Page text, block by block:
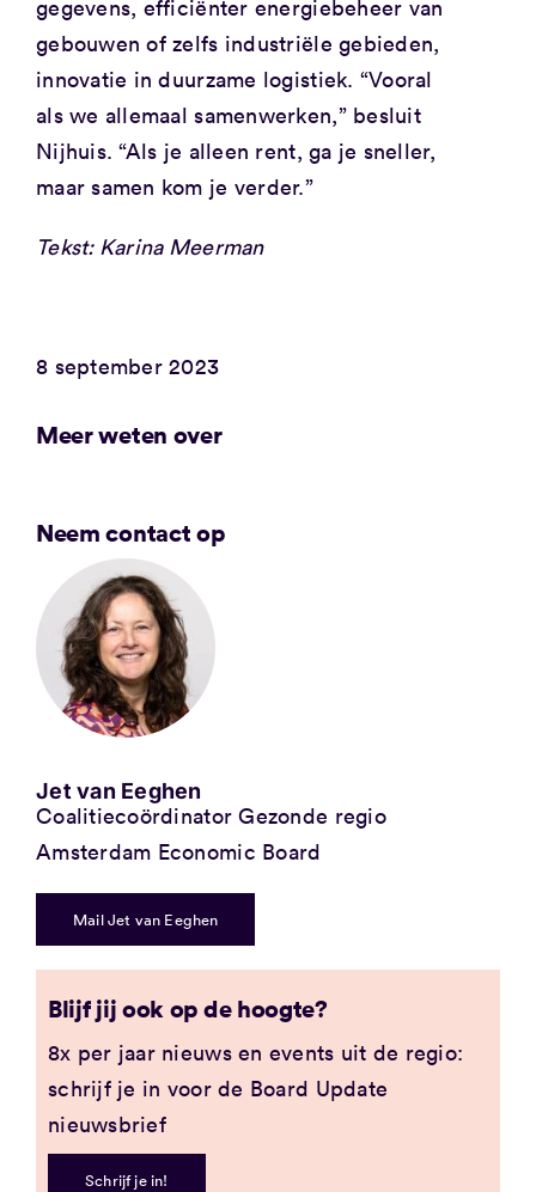
gegevens, efficiënter energiebeheer van
gebouwen of zelfs industriële gebieden,
innovatie in duurzame logistiek. “Vooral
als we allemaal samenwerken,” besluit
Nijhuis. “Als je alleen rent, ga je sneller,
maar samen kom je verder.”
Tekst: Karina Meerman
8 september 2023
Meer weten over
Neem contact op
Jet van Eeghen
Coalitiecoördinator Gezonde regio
Amsterdam Economic Board
Mail Jet van Eeghen
Blijf jij ook op de hoogte?
8x per jaar nieuws en events uit de regio:
schrijf je in voor de Board Update
nieuwsbrief
Schrijf je in!